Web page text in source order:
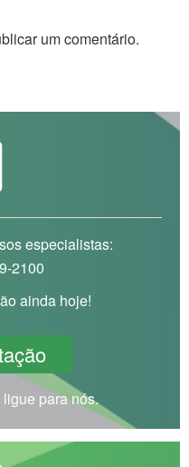
um comentário.
especialistas:
2100
ainda hoje!
para nós.